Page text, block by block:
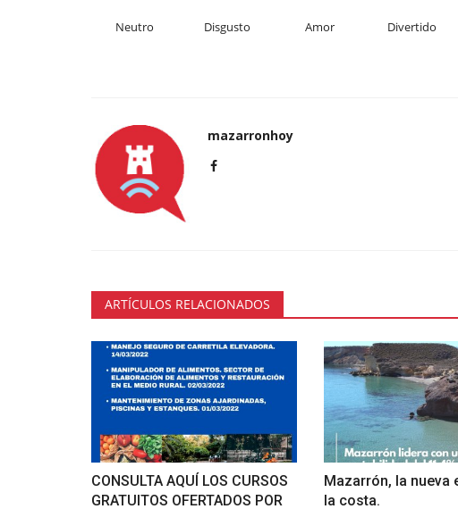
Neutro Disgusto Amor Divertido
mazarronhoy
ARTÍCULOS RELACIONADOS
CONSULTA AQUÍ LOS CURSOS
GRATUITOS OFERTADOS POR
Mazarrón, la nueva
la costa.